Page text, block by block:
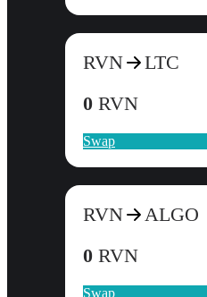
RVN
LTC
0 RVN
Swap
RVN
ALGO
0 RVN
Swap